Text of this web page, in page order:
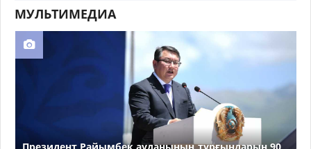
МУЛЬТИМЕДИА